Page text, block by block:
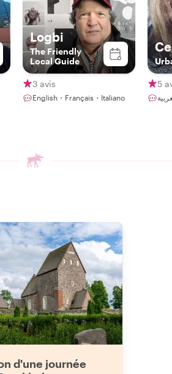
Logbi
The Friendly
Local Guide
3 avis
English・Français・Italiano
5
d'une journée